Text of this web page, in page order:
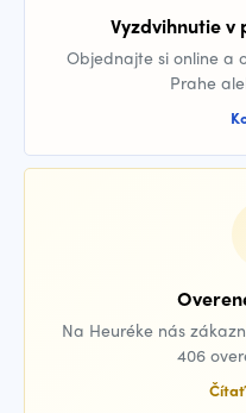
Vyzdvihnutie v
Objednajte si online a
Prahe
Na Heuréke nás
406